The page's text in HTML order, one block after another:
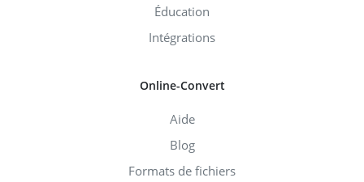
Éducation
Intégrations
Online-Convert
Aide
Blog
Formats de fichiers